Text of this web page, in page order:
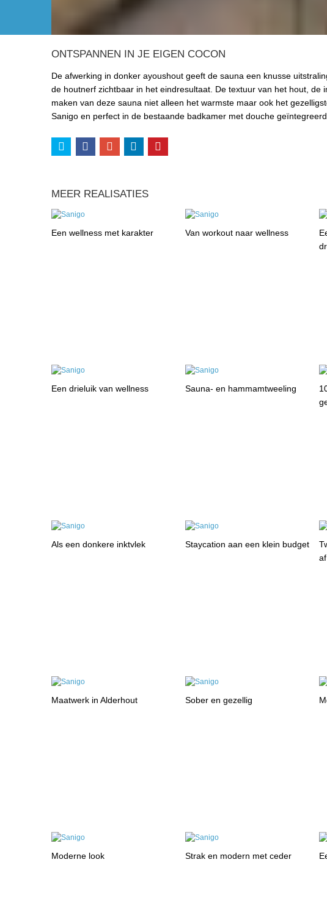
ONTSPANNEN IN JE EIGEN COCON
De afwerking in donker ayoushout geeft de sauna een knusse
de houtnerf zichtbaar in het eindresultaat. De textuur van het hout,
maken van deze sauna niet alleen het warmste maar ook het
Sanigo en perfect in de bestaande badkamer met douche geïntegreerd.
MEER REALISATIES
Een wellness met karakter Van workout naar wellness
Een drieluik van wellness Sauna- en hammamtweeling
Als een donkere inktvlek Staycation aan een klein budget
Maatwerk in Alderhout Sober en gezellig
Moderne look Strak en modern met ceder